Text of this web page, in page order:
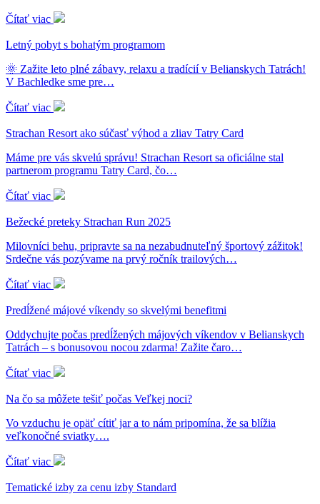
Čítať viac
Letný pobyt s bohatým programom
🌞 Zažite leto plné zábavy, relaxu a tradícií v Belianskych Tatrách!
V Bachledke sme pre…
Čítať viac
Strachan Resort ako súčasť výhod a zliav Tatry Card
Máme pre vás skvelú správu! Strachan Resort sa oficiálne stal
partnerom programu Tatry Card, čo…
Čítať viac
Bežecké preteky Strachan Run 2025
Milovníci behu, pripravte sa na nezabudnuteľný športový zážitok!
Srdečne vás pozývame na prvý ročník trailových…
Čítať viac
Predĺžené májové víkendy so skvelými benefitmi
Oddychujte počas predĺžených májových víkendov v Belianskych
Tatrách – s bonusovou nocou zdarma! Zažite čaro…
Čítať viac
Na čo sa môžete tešiť počas Veľkej noci?
Vo vzduchu je opäť cítiť jar a to nám pripomína, že sa blížia
veľkonočné sviatky….
Čítať viac
Tematické izby za cenu izby Standard